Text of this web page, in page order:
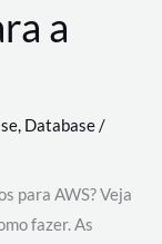
a
, Database/
para AWS? Veja
fazer. As